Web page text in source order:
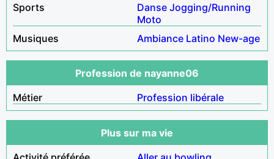
Sports
Danse Jogging/Running
Moto
Musiques
Ambiance Latino New-age
Profession de nayanne06
Métier
Profession libérale
Plus sur ma vie